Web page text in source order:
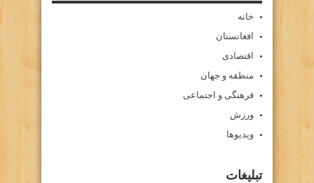
خانه
افغانستان
اقتصادی
منطقه و جهان
فرهنگی و اجتماعی
ورزش
ویدیوها
تبلیغات